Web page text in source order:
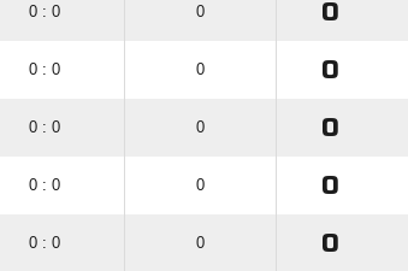
0 : 0 0 0
0 : 0 0 0
0 : 0 0 0
0 : 0 0 0
0 : 0 0 0